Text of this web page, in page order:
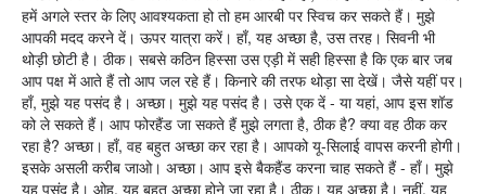
हमें अगले स्तर के लिए आवश्यकता हो तो हम आरबी पर स्विच कर सकते हैं। मुझे
आपकी मदद करने दें। ऊपर यात्रा करें। हाँ, यह अच्छा है, उस तरह। सिवनी भी
थोड़ी छोटी है। ठीक। सबसे कठिन हिस्सा उस एड़ी में सही हिस्सा है कि एक बार जब
आप पक्ष में आते हैं तो आप जल रहे हैं। किनारे की तरफ थोड़ा सा देखें। जैसे यहीं पर।
हाँ, मुझे यह पसंद है। अच्छा। मुझे यह पसंद है। उसे एक दें - या यहां, आप इस शॉड
को ले सकते हैं। आप फोरहैंड जा सकते हैं मुझे लगता है, ठीक है? क्या वह ठीक कर
रहा है? अच्छा। हाँ, वह बहुत अच्छा कर रहा है। आपको यू-सिलाई वापस करनी होगी।
इसके असली करीब जाओ। अच्छा। आप इसे बैकहैंड करना चाह सकते हैं - हाँ। मुझे
यह पसंद है। ओह, यह बहुत अच्छा होने जा रहा है। ठीक। यह अच्छा है। नहीं, यह